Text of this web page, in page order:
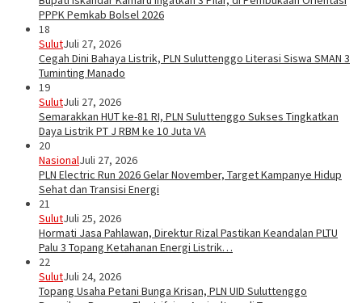
PPPK Pemkab Bolsel 2026
18
SulutJuli 27, 2026
Cegah Dini Bahaya Listrik, PLN Suluttenggo Literasi Siswa SMAN 3
Tuminting Manado
19
SulutJuli 27, 2026
Semarakkan HUT ke-81 RI, PLN Suluttenggo Sukses Tingkatkan
Daya Listrik PT J RBM ke 10 Juta VA
20
NasionalJuli 27, 2026
PLN Electric Run 2026 Gelar November, Target Kampanye Hidup
Sehat dan Transisi Energi
21
SulutJuli 25, 2026
Hormati Jasa Pahlawan, Direktur Rizal Pastikan Keandalan PLTU
Palu 3 Topang Ketahanan Energi Listrik…
22
SulutJuli 24, 2026
Topang Usaha Petani Bunga Krisan, PLN UID Suluttenggo